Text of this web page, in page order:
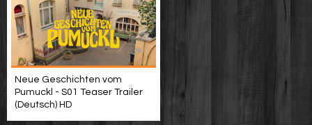
Neue Geschichten vom
Pumuckl - S01 Teaser Trailer
(Deutsch) HD